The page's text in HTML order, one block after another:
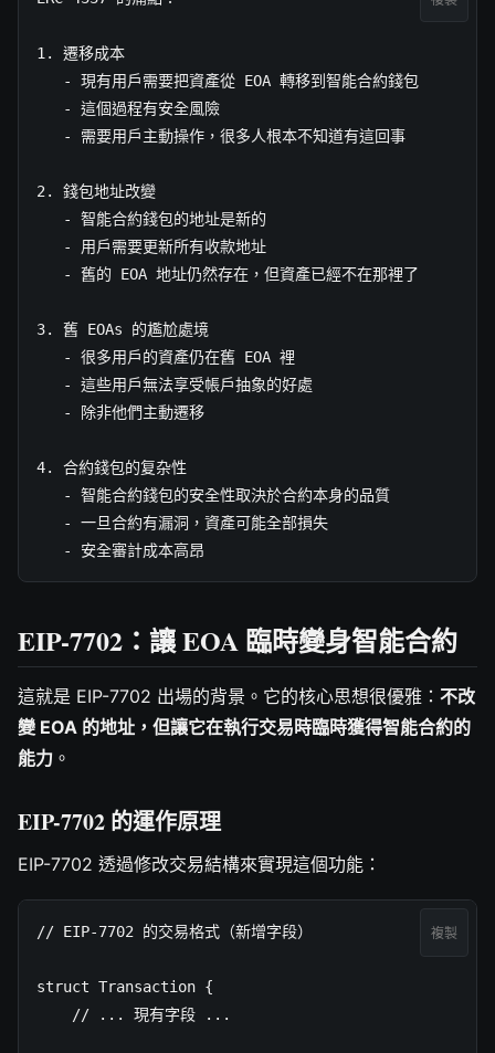
1. 遷移成本
   - 現有用戶需要把資產從 EOA 轉移到智能合約錢包
   - 這個過程有安全風險
   - 需要用戶主動操作，很多人根本不知道有這回事
2. 錢包地址改變
   - 智能合約錢包的地址是新的
   - 用戶需要更新所有收款地址
   - 舊的 EOA 地址仍然存在，但資產已經不在那裡了
3. 舊 EOAs 的尷尬處境
   - 很多用戶的資產仍在舊 EOA 裡
   - 這些用戶無法享受帳戶抽象的好處
   - 除非他們主動遷移
4. 合約錢包的复杂性
   - 智能合約錢包的安全性取決於合約本身的品質
   - 一旦合約有漏洞，資產可能全部損失
   - 安全審計成本高昂
EIP-7702：讓 EOA 臨時變身智能合約
這就是 EIP-7702 出場的背景。它的核心思想很優雅： 不改
變 EOA 的地址，但讓它在執行交易時臨時獲得智能合約的
能力 。
EIP-7702 的運作原理
EIP-7702 透過修改交易結構來實現這個功能：
// EIP-7702 的交易格式（新增字段）
struct Transaction {
    // ... 現有字段 ...
複製